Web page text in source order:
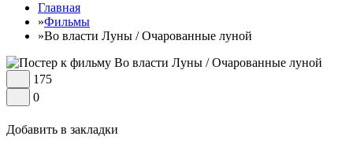
Главная
»Фильмы
»Во власти Луны / Очарованные луной
175
0
Добавить в закладки